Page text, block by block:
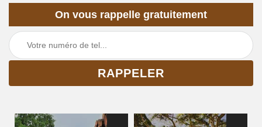
On vous rappelle gratuitement